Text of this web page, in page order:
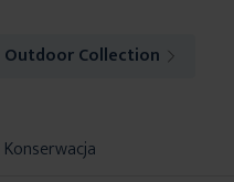
Outdoor Collection
Konserwacja